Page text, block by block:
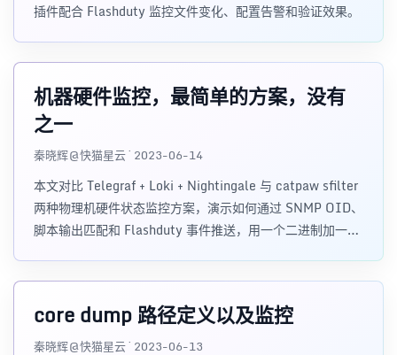
插件配合 Flashduty 监控文件变化、配置告警和验证效果。
机器硬件监控，最简单的方案，没有
之一
秦晓辉@快猫星云 · 2023-06-14
本文对比 Telegraf + Loki + Nightingale 与 catpaw sfilter
两种物理机硬件状态监控方案，演示如何通过 SNMP OID、
脚本输出匹配和 Flashduty 事件推送，用一个二进制加一个
core dump 路径定义以及监控
秦晓辉@快猫星云 · 2023-06-13